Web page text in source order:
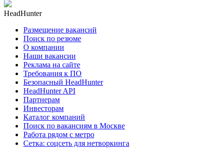
HeadHunter
Размещение вакансий
Поиск по резюме
О компании
Наши вакансии
Реклама на сайте
Требования к ПО
Безопасный HeadHunter
HeadHunter API
Партнерам
Инвесторам
Каталог компаний
Поиск по вакансиям в Москве
Работа рядом с метро
Сетка: соцсеть для нетворкинга